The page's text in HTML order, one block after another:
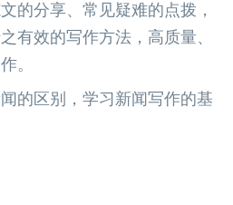
的分享、常见疑难的点拨，
有效的写作方法，高质量、
。
的区别，学习新闻写作的基